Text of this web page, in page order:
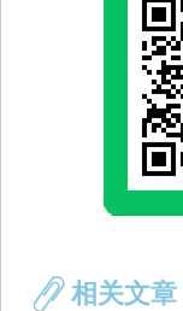
相关文章